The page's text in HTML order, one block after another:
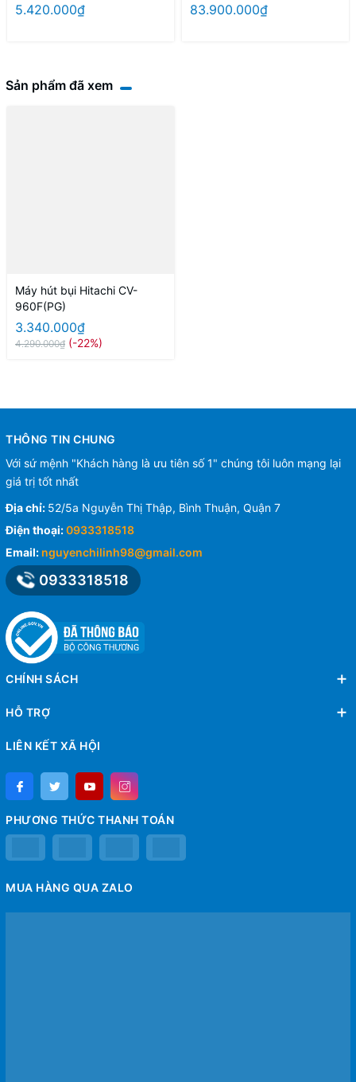
5.420.000₫ 83.900.000₫
Sản phẩm đã xem
Máy hút bụi Hitachi CV-
960F(PG)
3.340.000₫
4.290.000₫ (-22%)
THÔNG TIN CHUNG
Với sứ mệnh "Khách hàng là ưu tiên số 1" chúng tôi luôn mạng lại
giá trị tốt nhất
Địa chỉ: 52/5a Nguyễn Thị Thập, Bình Thuận, Quận 7
Điện thoại:0933318518
Email: nguyenchilinh98@gmail.com
0933318518
CHÍNH SÁCH
HỖ TRỢ
LIÊN KẾT XÃ HỘI
PHƯƠNG THỨC THANH TOÁN
MUA HÀNG QUA ZALO